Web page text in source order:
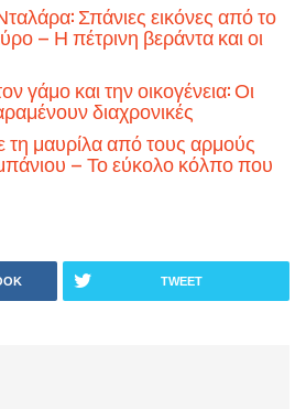
Σπάνιες εικόνες από το
– Η πέτρινη βεράντα και οι
γάμο και την οικογένεια: Οι
διαχρονικές
τη μαυρίλα από τους αρμούς
– Το εύκολο κόλπο που
TWEET